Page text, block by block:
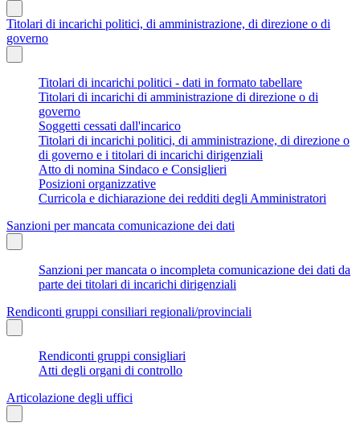
Titolari di incarichi politici, di amministrazione, di direzione o di
governo
Titolari di incarichi politici - dati in formato tabellare
Titolari di incarichi di amministrazione di direzione o di
governo
Soggetti cessati dall'incarico
Titolari di incarichi politici, di amministrazione, di direzione o
di governo e i titolari di incarichi dirigenziali
Atto di nomina Sindaco e Consiglieri
Posizioni organizzative
Curricola e dichiarazione dei redditi degli Amministratori
Sanzioni per mancata comunicazione dei dati
Sanzioni per mancata o incompleta comunicazione dei dati da
parte dei titolari di incarichi dirigenziali
Rendiconti gruppi consiliari regionali/provinciali
Rendiconti gruppi consigliari
Atti degli organi di controllo
Articolazione degli uffici